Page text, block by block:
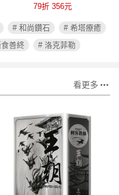
插圖
79折 356元
# 和尚鑽石
# 希塔療癒
善終 # 洛克菲勒
看更多